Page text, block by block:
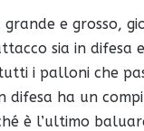
grande e grosso,
sia in difesa
i palloni che
difesa ha un
è l’ultimo